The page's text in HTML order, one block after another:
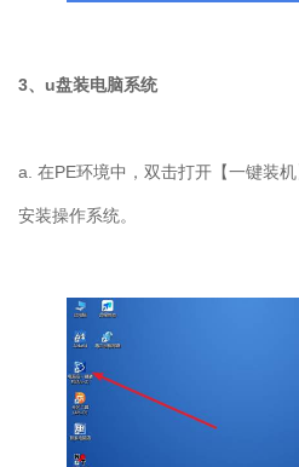
3、u盘装电脑系统
a. 在PE环境中，双击打开【一键装
安装操作系统。